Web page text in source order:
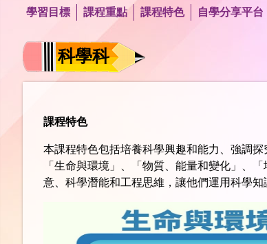
學習目標 課程重點 課程特色 自學分享平台
科學科
課程特色
本課程特色包括培養科學興趣和能力、強調
「生命與環境」、「物質、能量和變化」、
意、科學潛能和工程思維，讓他們運用科學知